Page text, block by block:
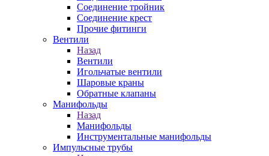
Соединение тройник
Соединение крест
Прочие фитинги
Вентили
Назад
Вентили
Игольчатые вентили
Шаровые краны
Обратные клапаны
Манифольды
Назад
Манифольды
Инструментальные манифольды
Импульсные трубы